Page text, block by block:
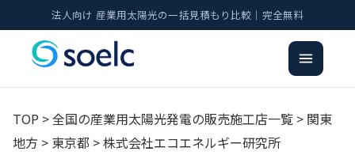
法人向け 産業用太陽光の一括見積もり比較｜完全無料
TOP >全国の産業用太陽光発電の販売施工店一覧 > 関東
地方 > 東京都 > 株式会社エコエネルギー研究所